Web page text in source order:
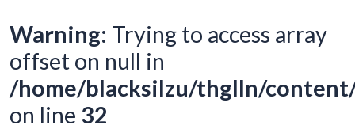
Warning: Trying to access array
offset on null in
/home/blacksilzu/thglln/
on line 32